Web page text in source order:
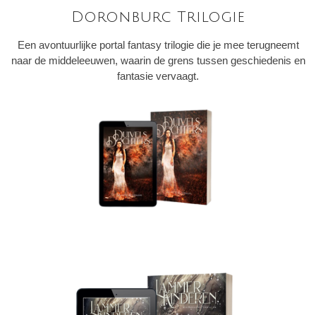
Doronburc Trilogie
Een avontuurlijke portal fantasy trilogie die je mee terugneemt
naar de middeleeuwen, waarin de grens tussen geschiedenis en
fantasie vervaagt.